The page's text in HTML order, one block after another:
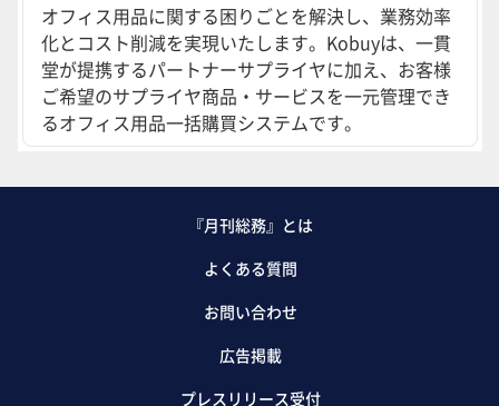
オフィス用品に関する困りごとを解決し、業務効率
化とコスト削減を実現いたします。Kobuyは、一貫
堂が提携するパートナーサプライヤに加え、お客様
ご希望のサプライヤ商品・サービスを一元管理でき
るオフィス用品一括購買システムです。
『月刊総務』とは
よくある質問
お問い合わせ
広告掲載
プレスリリース受付